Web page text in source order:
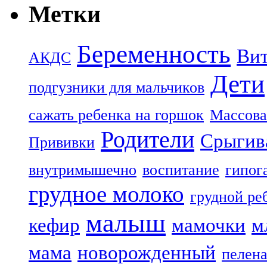
Метки
АКДС Беременность
подгузники для мальчиков Дети
сажать ребенка на горшок
Прививки Родители
внутримышечно воспитание
грудное молоко грудной
кефир малыш мамочки
мама новорожденный